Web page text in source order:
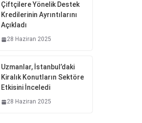
Çiftçilere Yönelik Destek
Kredilerinin Ayrıntılarını
Açıkladı
28 Haziran 2025
Uzmanlar, İstanbul’daki
Kiralık Konutların Sektöre
Etkisini İnceledi
28 Haziran 2025